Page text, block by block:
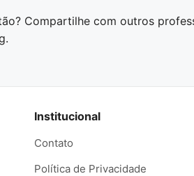
Compartilhe com outros
Institucional
Contato
Política de Privacidade